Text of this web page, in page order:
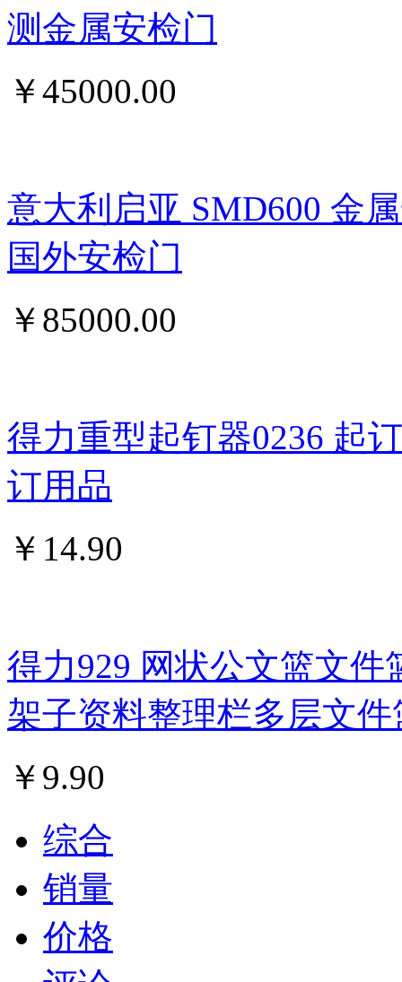
测金属安检门
￥45000.00
意大利启亚 SMD600 金
国外安检门
￥ 85000.00
得力重型起钉器0236 起
订用品
￥ 14.90
得力929 网状公文篮文
架子资料整理栏多层文件
￥ 9.90
综合
销量
价格